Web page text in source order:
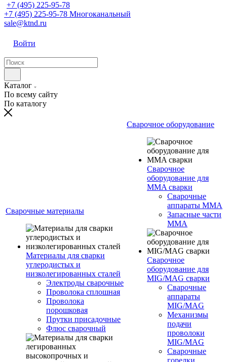
+7 (495) 225-95-78
+7 (495) 225-95-78 Многоканальный
sale@ktnd.ru
Войти
Каталог
По всему сайту
По каталогу
Сварочные материалы
Материалы для сварки
углеродистых и
низколегированных сталей
Электроды сварочные
Проволока сплошная
Проволока
порошковая
Прутки присадочные
Флюс сварочный
Сварочное оборудование
Сварочное
оборудование для
MMA сварки
Сварочные
аппараты MMA
Запасные части
MMA
Сварочное
оборудование для
MIG/MAG сварки
Сварочные
аппараты
MIG/MAG
Механизмы
подачи
проволоки
MIG/MAG
Сварочные
горелки